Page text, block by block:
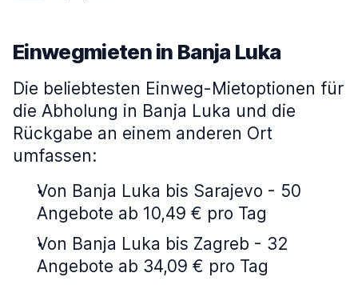
Einwegmieten in Banja Luka
Die beliebtesten Einweg-Mietoptionen für
die Abholung in Banja Luka und die
Rückgabe an einem anderen Ort
umfassen:
Von Banja Luka bis Sarajevo - 50
Angebote ab 10,49 € pro Tag
Von Banja Luka bis Zagreb - 32
Angebote ab 34,09 € pro Tag